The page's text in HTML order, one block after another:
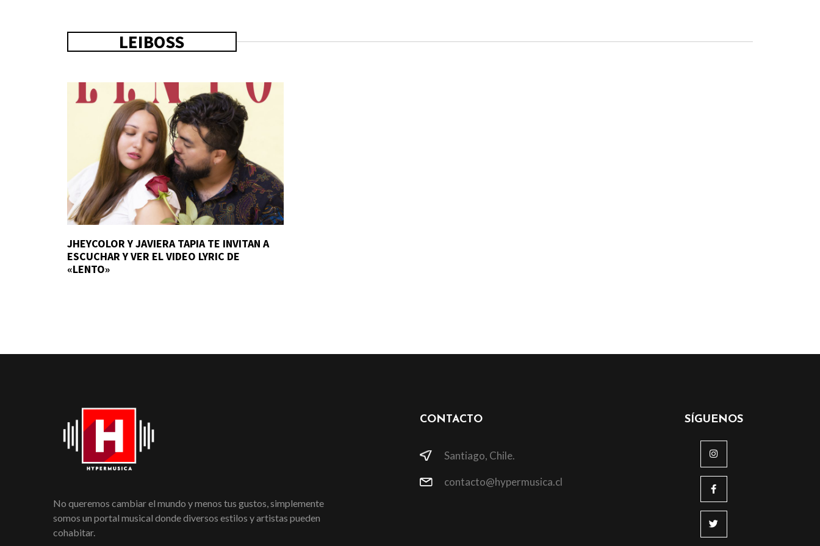
LEIBOSS
JHEYCOLOR Y JAVIERA TAPIA TE INVITAN A
ESCUCHAR Y VER EL VIDEO LYRIC DE
«LENTO»
No queremos cambiar el mundo y menos tus gustos, simplemente
somos un portal musical donde diversos estilos y artistas pueden
cohabitar.
CONTACTO
Santiago, Chile.
contacto@hypermusica.cl
SÍGUENOS